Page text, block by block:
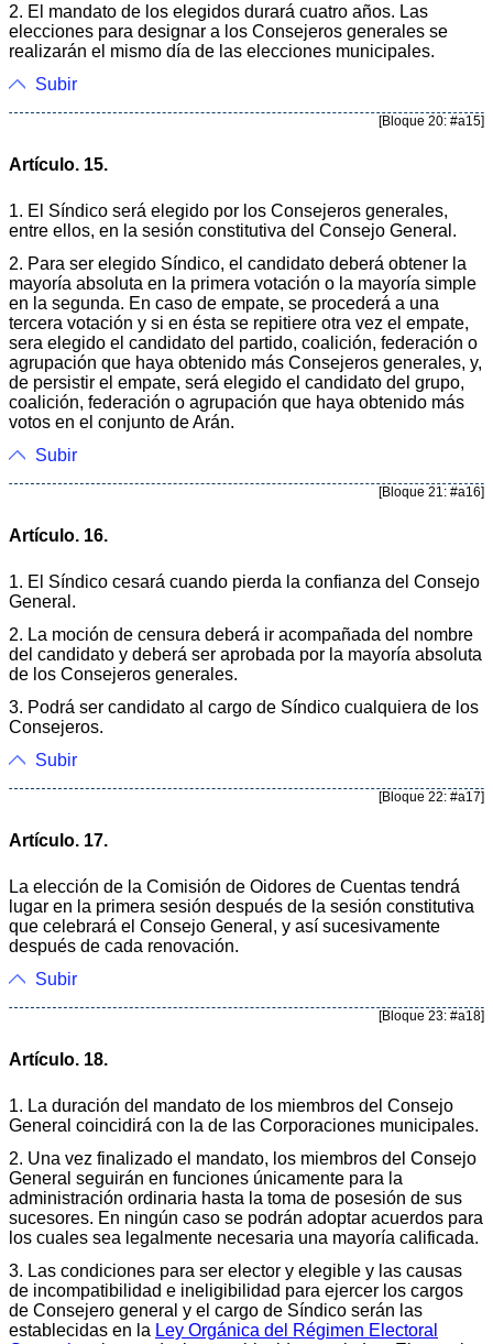
2. El mandato de los elegidos durará cuatro años. Las
elecciones para designar a los Consejeros generales se
realizarán el mismo día de las elecciones municipales.
Subir
[Bloque 20: #a15]
Artículo. 15.
1. El Síndico será elegido por los Consejeros generales,
entre ellos, en la sesión constitutiva del Consejo General.
2. Para ser elegido Síndico, el candidato deberá obtener la
mayoría absoluta en la primera votación o la mayoría simple
en la segunda. En caso de empate, se procederá a una
tercera votación y si en ésta se repitiere otra vez el empate,
sera elegido el candidato del partido, coalición, federación o
agrupación que haya obtenido más Consejeros generales, y,
de persistir el empate, será elegido el candidato del grupo,
coalición, federación o agrupación que haya obtenido más
votos en el conjunto de Arán.
Subir
[Bloque 21: #a16]
Artículo. 16.
1. El Síndico cesará cuando pierda la confianza del Consejo
General.
2. La moción de censura deberá ir acompañada del nombre
del candidato y deberá ser aprobada por la mayoría absoluta
de los Consejeros generales.
3. Podrá ser candidato al cargo de Síndico cualquiera de los
Consejeros.
Subir
[Bloque 22: #a17]
Artículo. 17.
La elección de la Comisión de Oidores de Cuentas tendrá
lugar en la primera sesión después de la sesión constitutiva
que celebrará el Consejo General, y así sucesivamente
después de cada renovación.
Subir
[Bloque 23: #a18]
Artículo. 18.
1. La duración del mandato de los miembros del Consejo
General coincidirá con la de las Corporaciones municipales.
2. Una vez finalizado el mandato, los miembros del Consejo
General seguirán en funciones únicamente para la
administración ordinaria hasta la toma de posesión de sus
sucesores. En ningún caso se podrán adoptar acuerdos para
los cuales sea legalmente necesaria una mayoría calificada.
3. Las condiciones para ser elector y elegible y las causas
de incompatibilidad e ineligibilidad para ejercer los cargos
de Consejero general y el cargo de Síndico serán las
establecidas en la Ley Orgánica del Régimen Electoral